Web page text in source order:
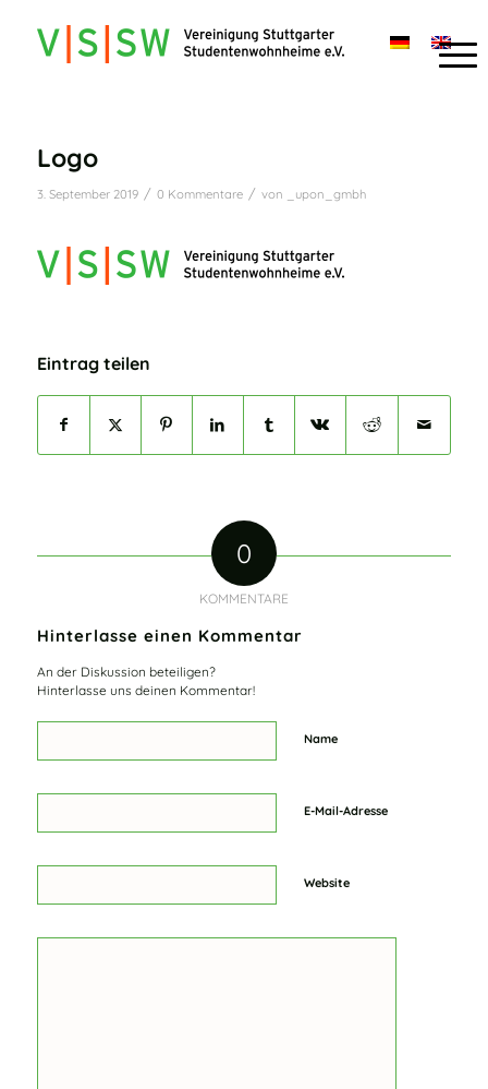
Logo
3. September 2019 / 0 Kommentare / von _upon_gmbh
Eintrag teilen
0
KOMMENTARE
Hinterlasse einen Kommentar
An der Diskussion beteiligen?
Hinterlasse uns deinen Kommentar!
Name
E-Mail-Adresse
Website